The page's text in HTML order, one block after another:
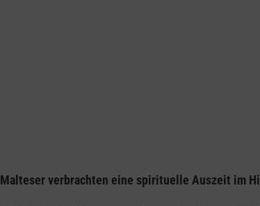
Malteser verbrachten eine spirituelle Auszeit im